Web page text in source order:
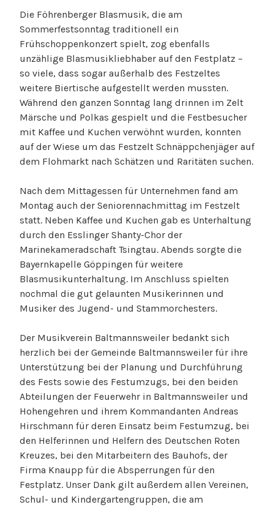
Die Föhrenberger Blasmusik, die am
Sommerfestsonntag traditionell ein
Frühschoppenkonzert spielt, zog ebenfalls
unzählige Blasmusikliebhaber auf den Festplatz –
so viele, dass sogar außerhalb des Festzeltes
weitere Biertische aufgestellt werden mussten.
Während den ganzen Sonntag lang drinnen im Zelt
Märsche und Polkas gespielt und die Festbesucher
mit Kaffee und Kuchen verwöhnt wurden, konnten
auf der Wiese um das Festzelt Schnäppchenjäger auf
dem Flohmarkt nach Schätzen und Raritäten suchen.
Nach dem Mittagessen für Unternehmen fand am
Montag auch der Seniorennachmittag im Festzelt
statt. Neben Kaffee und Kuchen gab es Unterhaltung
durch den Esslinger Shanty-Chor der
Marinekameradschaft Tsingtau. Abends sorgte die
Bayernkapelle Göppingen für weitere
Blasmusikunterhaltung. Im Anschluss spielten
nochmal die gut gelaunten Musikerinnen und
Musiker des Jugend- und Stammorchesters.
Der Musikverein Baltmannsweiler bedankt sich
herzlich bei der Gemeinde Baltmannsweiler für ihre
Unterstützung bei der Planung und Durchführung
des Fests sowie des Festumzugs, bei den beiden
Abteilungen der Feuerwehr in Baltmannsweiler und
Hohengehren und ihrem Kommandanten Andreas
Hirschmann für deren Einsatz beim Festumzug, bei
den Helferinnen und Helfern des Deutschen Roten
Kreuzes, bei den Mitarbeitern des Bauhofs, der
Firma Knaupp für die Absperrungen für den
Festplatz. Unser Dank gilt außerdem allen Vereinen,
Schul- und Kindergartengruppen, die am